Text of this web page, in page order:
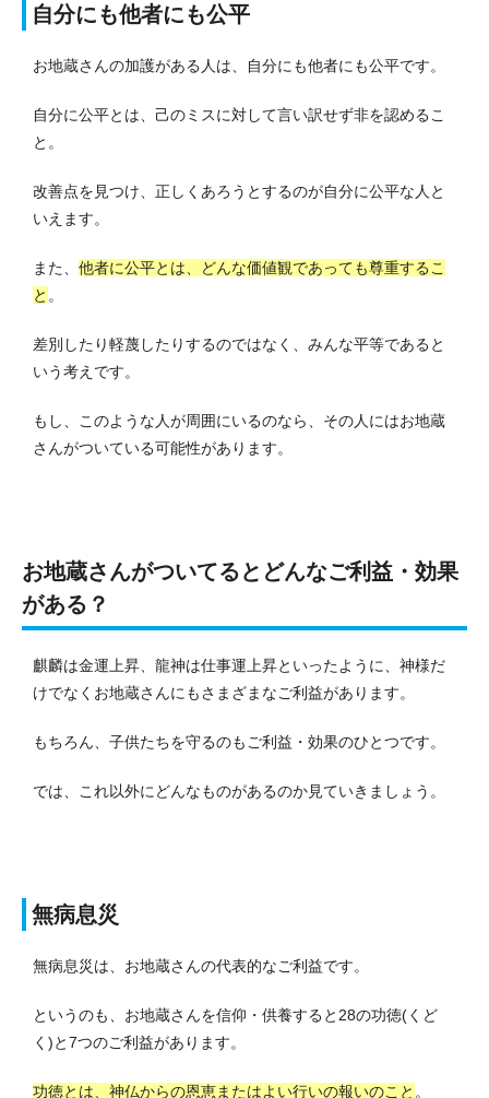
自分にも他者にも公平
お地蔵さんの加護がある人は、自分にも他者にも公平です。
自分に公平とは、己のミスに対して言い訳せず非を認めるこ
と。
改善点を見つけ、正しくあろうとするのが自分に公平な人と
いえます。
また、 他者に公平とは、どんな価値観であっても尊重するこ
と 。
差別したり軽蔑したりするのではなく、みんな平等であると
いう考えです。
もし、このような人が周囲にいるのなら、その人にはお地蔵
さんがついている可能性があります。
お地蔵さんがついてるとどんなご利益・効果
がある？
麒麟は金運上昇、龍神は仕事運上昇といったように、神様だ
けでなくお地蔵さんにもさまざまなご利益があります。
もちろん、子供たちを守るのもご利益・効果のひとつです。
では、これ以外にどんなものがあるのか見ていきましょう。
無病息災
無病息災は、お地蔵さんの代表的なご利益です。
というのも、お地蔵さんを信仰・供養すると28の功徳(くど
く)と7つのご利益があります。
功徳とは、神仏からの恩恵またはよい行いの報いのこと 。